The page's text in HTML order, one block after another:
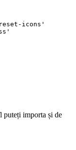
icons '
'
puteți importa și de